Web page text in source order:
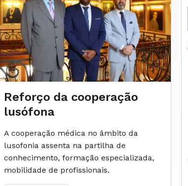
Reforço da cooperação
lusófona
A cooperação médica no âmbito da
lusofonia assenta na partilha de
conhecimento, formação especializada,
mobilidade de profissionais.